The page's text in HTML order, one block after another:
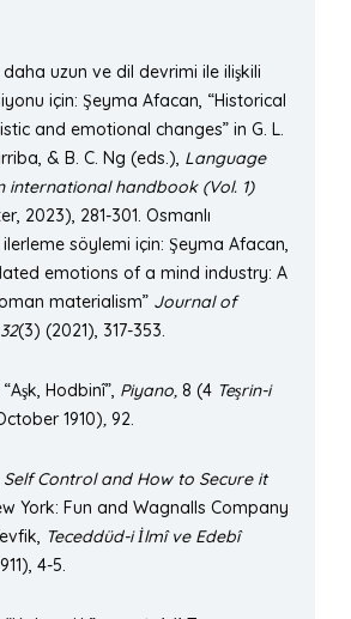
uzun ve dil devrimi ile ilişkili
için: Şeyma Afacan, “Historical
and emotional changes” in G. L.
& B. C. Ng (eds.), Language
international handbook (Vol. 1)
2023), 281-301. Osmanlı
söylemi için: Şeyma Afacan,
emotions of a mind industry: A
materialism” Journal of
(3) (2021), 317-353.
Hodbinî”, Piyano, 8 (4 Teşrin-i
1910), 92.
Self Control and How to Secure it
York: Fun and Wagnalls Company
Teceddüd-i İlmî ve Edebî
4-5.